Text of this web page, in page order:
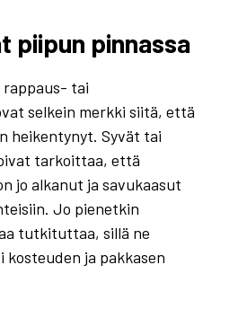
piipun pinnassa
rappaus- tai
selkein merkki siitä, että
heikentynyt. Syvät tai
tarkoittaa, että
jo alkanut ja savukaasut
Jo pienetkin
tutkituttaa, sillä ne
kosteuden ja pakkasen